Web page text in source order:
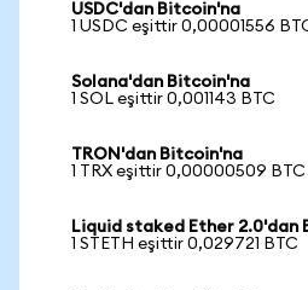
USDC'dan Bitcoin'na
1 USDC eşittir 0,00001556
Solana'dan Bitcoin'na
1 SOL eşittir 0,001143 BTC
TRON'dan Bitcoin'na
1 TRX eşittir 0,00000509 BTC
Liquid staked Ether 2.0'dan
1 STETH eşittir 0,029721 BTC